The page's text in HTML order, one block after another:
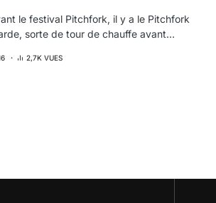
le festival Pitchfork, il y a le Pitchfork
sorte de tour de chauffe avant…
2,7K VUES